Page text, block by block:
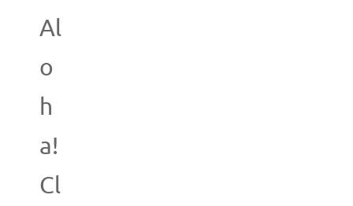
Al
o
h
a!
Cl